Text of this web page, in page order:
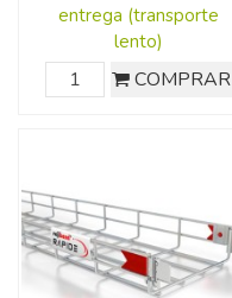
entrega (transporte
lento)
COMPRAR